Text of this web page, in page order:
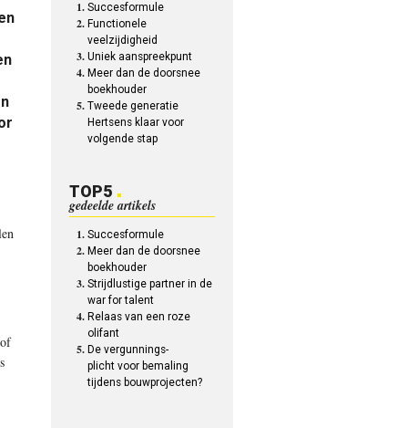
Succesformule
Functionele
veelzijdigheid
Uniek aanspreekpunt
Meer dan de doorsnee
boekhouder
Tweede generatie
Hertsens klaar voor
volgende stap
TOP5
gedeelde artikels
Succesformule
Meer dan de doorsnee
boekhouder
Strijdlustige partner in de
war for talent
Relaas van een roze
olifant
De vergunnings-
plicht voor bemaling
tijdens bouwprojecten?